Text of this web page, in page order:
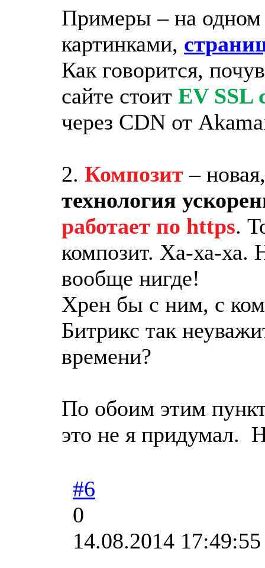
Примеры – на
картинками,
Как говорится,
сайте стоит EV SSL
через CDN от
2. Композит –
технология
работает по https.
композит. Ха-ха-ха.
вообще нигде!
Хрен бы с ним, с
Битрикс так
времени?
По обоим этим
это не я придумал.
#6
0
14.08.2014 17:49:55